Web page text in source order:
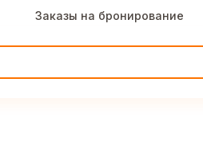
Заказы на бронирование